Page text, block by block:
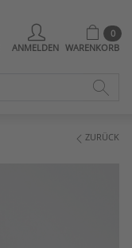
ANMELDEN
0
WARENKORB
ZURÜCK